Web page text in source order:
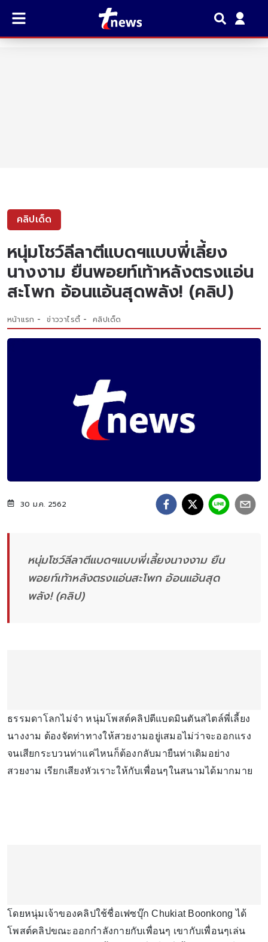
คลิปเด็ด
หนุ่มโชว์ลีลาตีแบดฯแบบพี่เลี้ยง
นางงาม ยืนพอยท์เท้าหลังตรงแอ่น
สะโพก อ้อนแอ้นสุดพลัง! (คลิป)
หน้าแรก ข่าววาไรตี้ คลิปเด็ด
30 ม.ค. 2562
หนุ่มโชว์ลีลาตีแบดฯแบบพี่เลี้ยงนางงาม ยืน
พอยท์เท้าหลังตรงแอ่นสะโพก อ้อนแอ้นสุด
พลัง! (คลิป)
ธรรมดาโลกไม่จำ หนุ่มโพสต์คลิปตีแบดมินตันสไตล์พี่เลี้ยง
นางงาม ต้องจัดท่าทางให้สวยงามอยู่เสมอไม่ว่าจะออกแรง
จนเสียกระบวนท่าแค่ไหนก็ต้องกลับมายืนท่าเดิมอย่าง
สวยงาม เรียกเสียงหัวเราะให้กับเพื่อนๆในสนามได้มากมาย
โดยหนุ่มเจ้าของคลิปใช้ชื่อเฟซบุ๊ก Chukiat Boonkong ได้
โพสต์คลิปขณะออกกำลังกายกับเพื่อนๆ เขากับเพื่อนๆเล่น